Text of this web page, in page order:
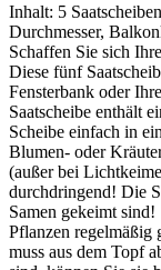
Inhalt: 5
Durchmesser,
Schaffen Sie sich
Diese fünf
Fensterbank oder
Saatscheibe enthält
Scheibe einfach in
Blumen- oder
(außer bei
durchdringend! Die
Samen gekeimt
Pflanzen regelmäßig
muss aus dem Topf